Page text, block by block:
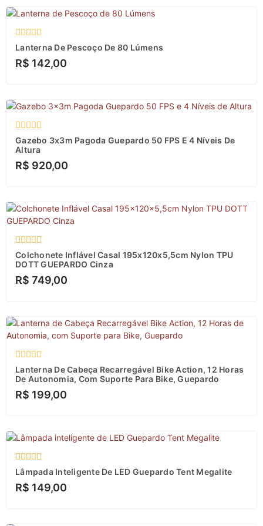
Avaliação
de
Lanterna De Pescoço De 80 Lúmens
R$ 142,00
Avaliação
0
de
5
Gazebo 3x3m Pagoda Guepardo 50 FPS E 4 Níveis De
Altura
R$ 920,00
Avaliação
0
de
5
Colchonete Inflável Casal 195x120x5,5cm Nylon TPU
DOTT GUEPARDO Cinza
R$ 749,00
Avaliação
0
de
5
Lanterna De Cabeça Recarregável Bike Action, 12 Horas
De Autonomia, Com Suporte Para Bike, Guepardo
R$ 199,00
Avaliação
de
Lâmpada Inteligente De LED Guepardo Tent Megalite
R$ 149,00